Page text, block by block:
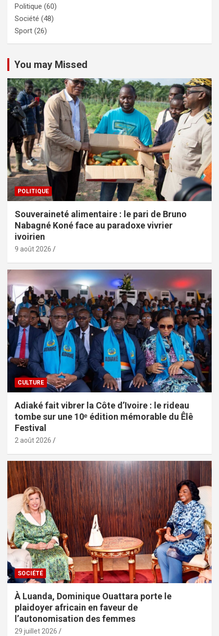
Politique (60)
Société (48)
Sport (26)
You may Missed
POLITIQUE
Souveraineté alimentaire : le pari de Bruno
Nabagné Koné face au paradoxe vivrier
ivoirien
9 août 2026
CULTURE
Adiaké fait vibrer la Côte d’Ivoire : le rideau
tombe sur une 10ᵉ édition mémorable du Êlê
Festival
2 août 2026
SOCIÉTÉ
À Luanda, Dominique Ouattara porte le
plaidoyer africain en faveur de
l’autonomisation des femmes
29 juillet 2026